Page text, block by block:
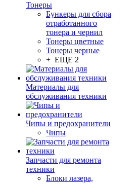
Тонеры
Бункеры для сбора
отработанного
тонера и чернил
Тонеры цветные
Тонеры черные
+ ЕЩЕ 2
Материалы для
обслуживания техники
Чипы и предохранители
Чипы
Запчасти для ремонта
техники
Блоки лазера,